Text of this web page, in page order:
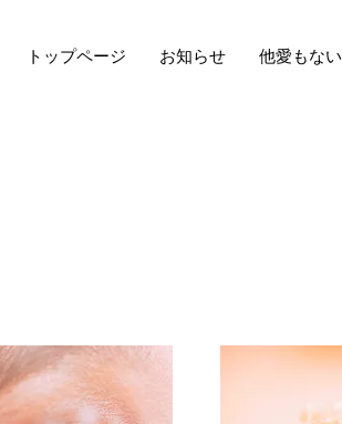
トップページ お知らせ 他愛もない